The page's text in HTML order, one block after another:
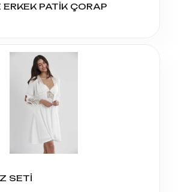
PATİK ÇORAP
SETİ